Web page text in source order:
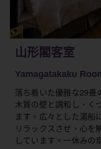
山形閣客室
Yamagatakaku
落ち着いた優雅な29畳
木質の壁と調和し、く
ます。広々とした湯船
リラックスさせ、心を
しています。一休みの